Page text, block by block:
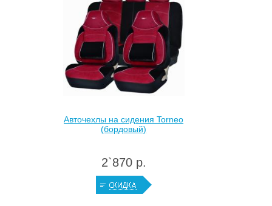
Авточехлы на сидения Torneo
(бордовый)
2`870 р.